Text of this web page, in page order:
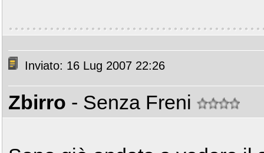
Inviato: 16 Lug 2007 22:26
Zbirro - Senza Freni